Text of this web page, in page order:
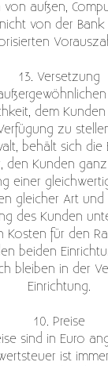
von außen,
von der
13. Versetzung
dem
zu
behält sich die
den Kunden
einer
gleicher Art
des Kunden
Kosten für den
beiden
bleiben in der
Einrichtung.
10. Preise
sind in Euro
ist